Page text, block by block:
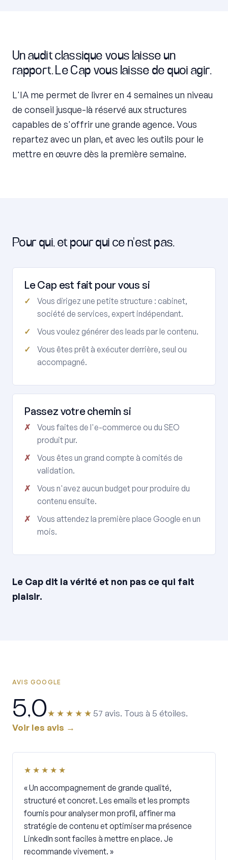
Un audit classique vous laisse un
rapport. Le Cap vous laisse de quoi agir.
L'IA me permet de livrer en 4 semaines un niveau
de conseil jusque-là réservé aux structures
capables de s'offrir une grande agence. Vous
repartez avec un plan, et avec les outils pour le
mettre en œuvre dès la première semaine.
Pour qui, et pour qui ce n'est pas.
Le Cap est fait pour vous si
Vous dirigez une petite structure : cabinet,
société de services, expert indépendant.
Vous voulez générer des leads par le contenu.
Vous êtes prêt à exécuter derrière, seul ou
accompagné.
Passez votre chemin si
Vous faites de l'e-commerce ou du SEO
produit pur.
Vous êtes un grand compte à comités de
validation.
Vous n'avez aucun budget pour produire du
contenu ensuite.
Vous attendez la première place Google en un
mois.
Le Cap dit la vérité et non pas ce qui fait
plaisir.
AVIS GOOGLE
5,0★★★★★ 57 avis. Tous à 5 étoiles.
Voir les avis →
★★★★★
« Un accompagnement de grande qualité,
structuré et concret. Les emails et les prompts
fournis pour analyser mon profil, affiner ma
stratégie de contenu et optimiser ma présence
LinkedIn sont faciles à mettre en place. Je
recommande vivement. »